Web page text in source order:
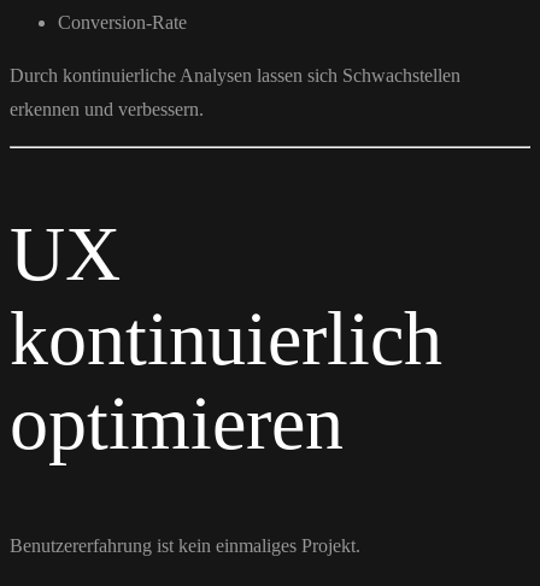
Conversion-Rate
Durch kontinuierliche Analysen lassen sich Schwachstellen
erkennen und verbessern.
UX
kontinuierlich
optimieren
Benutzererfahrung ist kein einmaliges Projekt.